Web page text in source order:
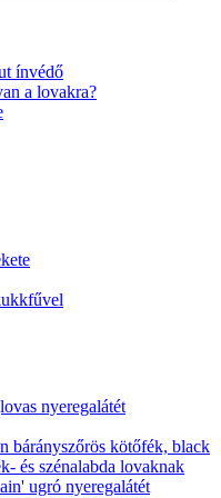
ínvédő
a lovakra?
nyeregalátét
bárányszőrös kötőfék, black
és szénalabda lovaknak
ugró nyeregalátét